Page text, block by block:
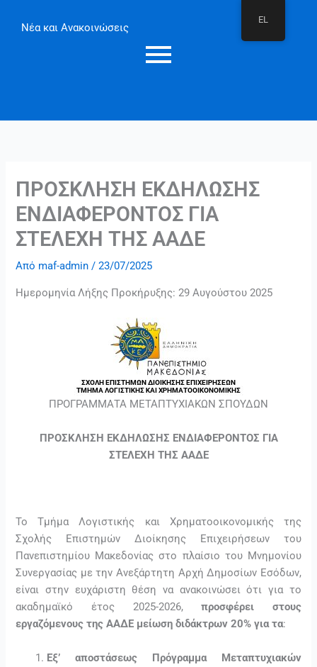
Νέα και Ανακοινώσεις
ΠΡΟΣΚΛΗΣΗ ΕΚΔΗΛΩΣΗΣ
ΕΝΔΙΑΦΕΡΟΝΤΟΣ ΓΙΑ
ΣΤΕΛΕΧΗ ΤΗΣ ΑΑΔΕ
Από maf-admin/23/07/2025
Ημερομηνία Λήξης Προκήρυξης: 29 Αυγούστου 2025
ΠΡΟΓΡΑΜΜΑΤΑ ΜΕΤΑΠΤΥΧΙΑΚΩΝ ΣΠΟΥΔΩΝ
ΠΡΟΣΚΛΗΣΗ ΕΚΔΗΛΩΣΗΣ ΕΝΔΙΑΦΕΡΟΝΤΟΣ ΓΙΑ
ΣΤΕΛΕΧΗ ΤΗΣ ΑΑΔΕ
Το Τμήμα Λογιστικής και Χρηματοοικονομικής της
Σχολής Επιστημών Διοίκησης Επιχειρήσεων του
Πανεπιστημίου Μακεδονίας στο πλαίσιο του Μνημονίου
Συνεργασίας με την Ανεξάρτητη Αρχή Δημοσίων Εσόδων,
είναι στην ευχάριστη θέση να ανακοινώσει ότι για το
ακαδημαϊκό έτος 2025-2026,προσφέρει στους
εργαζόμενους της ΑΑΔΕ μείωση διδάκτρων 20% για τα:
Εξ’ αποστάσεως Πρόγραμμα Μεταπτυχιακών
EL